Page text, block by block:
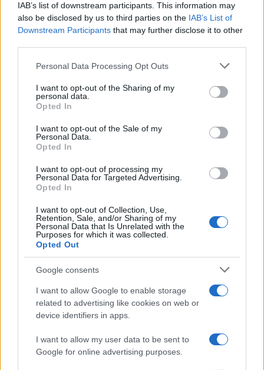
IAB’s list of downstream participants. This information may
also be disclosed by us to third parties on the IAB’s List of
Downstream Participants that may further disclose it to other
Please note that this website/app uses one or more Google
not limited to your visit or usage behaviour. You may click to
grant or deny consent to Google and its third-party tags to
use your data for below specified purposes in below Google
consent section.
Personal Data Processing Opt Outs
I want to opt-out of the Sharing of my
personal data.
Opted In
I want to opt-out of the Sale of my
Personal Data.
Opted In
I want to opt-out of processing my
Personal Data for Targeted Advertising.
Opted In
I want to opt-out of Collection, Use,
Retention, Sale, and/or Sharing of my
Personal Data that Is Unrelated with the
Purposes for which it was collected.
Opted Out
Google consents
I want to allow Google to enable storage
related to advertising like cookies on web or
device identifiers in apps.
I want to allow my user data to be sent to
Google for online advertising purposes.
Rendimentos de R$ 10 mil em diferentes investimentos com a
Selic a 14%
Bruno Costa · 7 ago 2026
FINANÇA
Retiradas da caderneta de poupança superam depósitos em R$
7,152 bilhões
FINANÇA